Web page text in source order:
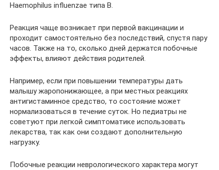
Haemophilus influenzae типа В.
Реакция чаще возникает при первой вакцинации и
проходит самостоятельно без последствий, спустя пару
часов. Также на то, сколько дней держатся побочные
эффекты, влияют действия родителей.
Например, если при повышении температуры дать
малышу жаропонижающее, а при местных реакциях
антигистаминное средство, то состояние может
нормализоваться в течение суток. Но педиатры не
советуют при легкой симптоматике использовать
лекарства, так как они создают дополнительную
нагрузку.
Побочные реакции неврологического характера могут